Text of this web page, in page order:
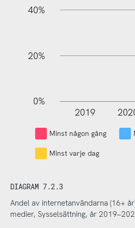
40%
20%
0%
2019
Minst någon gång
Minst varje dag
DIAGRAM 7.2.3
Andel av internetanvändarna (16+
medier, Sysselsättning, år